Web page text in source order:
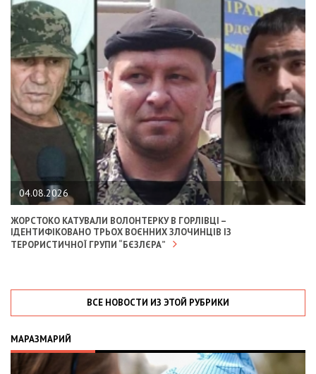
04.08.2026
ЖОРСТОКО КАТУВАЛИ ВОЛОНТЕРКУ В ГОРЛІВЦІ –
ІДЕНТИФІКОВАНО ТРЬОХ ВОЄННИХ ЗЛОЧИНЦІВ ІЗ
ТЕРОРИСТИЧНОЇ ГРУПИ “БЄЗЛЄРА”
ВСЕ НОВОСТИ ИЗ ЭТОЙ РУБРИКИ
МАРАЗМАРИЙ